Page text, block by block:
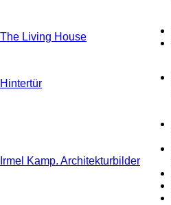
The Living House
Hintertür
Irmel Kamp. Architekturbilder